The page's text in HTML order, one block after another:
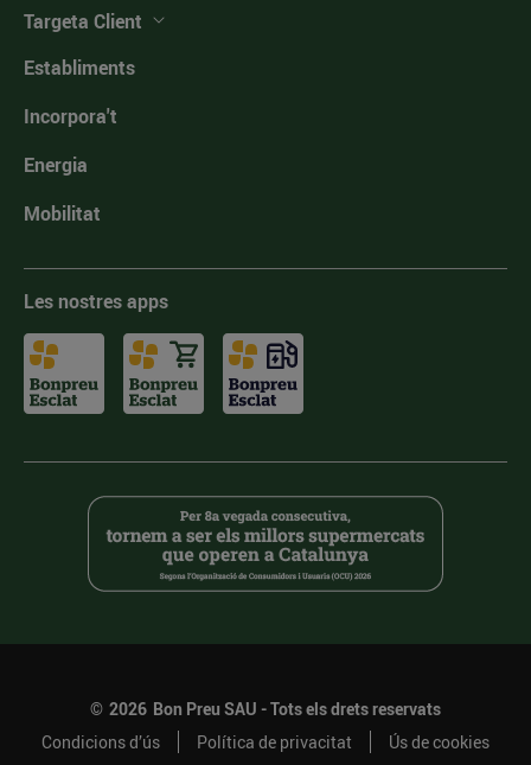
Targeta Client
Establiments
Incorpora't
Energia
Mobilitat
Les nostres apps
© 2026 Bon Preu SAU - Tots els drets reservats
Condicions d’ús
Política de privacitat Ús de cookies